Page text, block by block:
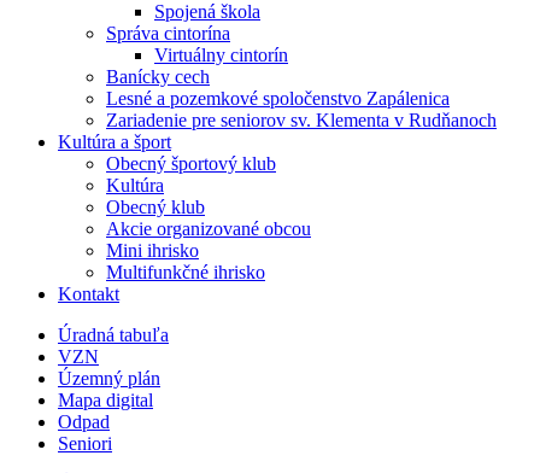
Spojená škola
Správa cintorína
Virtuálny cintorín
Banícky cech
Lesné a pozemkové spoločenstvo Zapálenica
Zariadenie pre seniorov sv. Klementa v Rudňanoch
Kultúra a šport
Obecný športový klub
Kultúra
Obecný klub
Akcie organizované obcou
Mini ihrisko
Multifunkčné ihrisko
Kontakt
Úradná tabuľa
VZN
Územný plán
Mapa digital
Odpad
Seniori